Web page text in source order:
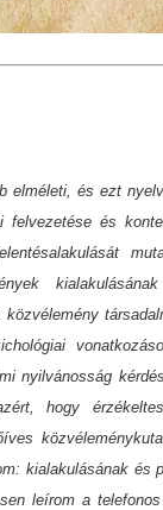
és ezt
felvezetése és
nyilvánosság
hogy
kialakulásának és
leírom a